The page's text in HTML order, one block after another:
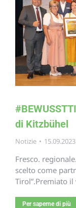
di Kitzbühel
Notizie 15.09.2023
Fresco.
scelto come
Tirol”.Premiato
Per saperne di più